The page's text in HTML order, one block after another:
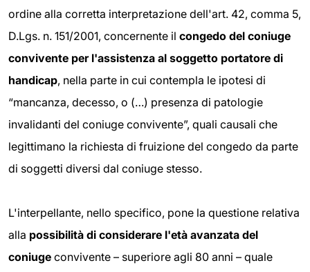
ordine alla corretta interpretazione dell'art. 42, comma 5,
D.Lgs. n. 151/2001, concernente il congedo del coniuge
convivente per l'assistenza al soggetto portatore di
handicap, nella parte in cui contempla le ipotesi di
“mancanza, decesso, o (…) presenza di patologie
invalidanti del coniuge convivente”, quali causali che
legittimano la richiesta di fruizione del congedo da parte
di soggetti diversi dal coniuge stesso.
L'interpellante, nello specifico, pone la questione relativa
alla possibilità di considerare l'età avanzata del
coniuge convivente – superiore agli 80 anni – quale